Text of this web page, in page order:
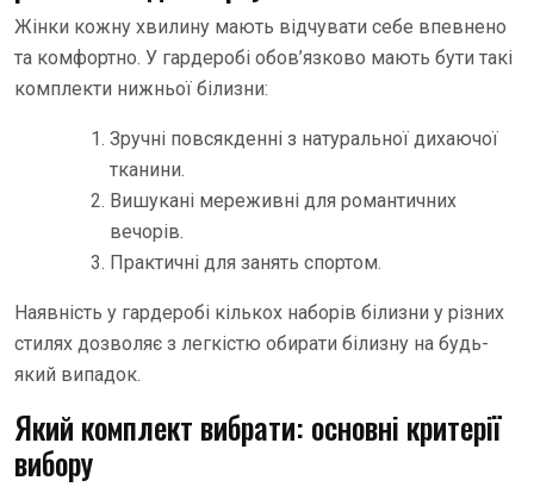
Жінки кожну хвилину мають відчувати себе впевнено
та комфортно. У гардеробі обов’язково мають бути такі
комплекти нижньої білизни:
Зручні повсякденні з натуральної дихаючої
тканини.
Вишукані мереживні для романтичних
вечорів.
Практичні для занять спортом.
Наявність у гардеробі кількох наборів білизни у різних
стилях дозволяє з легкістю обирати білизну на будь-
який випадок.
Який комплект вибрати: основні критерії
вибору